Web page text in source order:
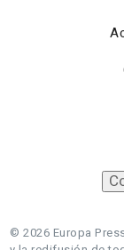
© 2026 Europa